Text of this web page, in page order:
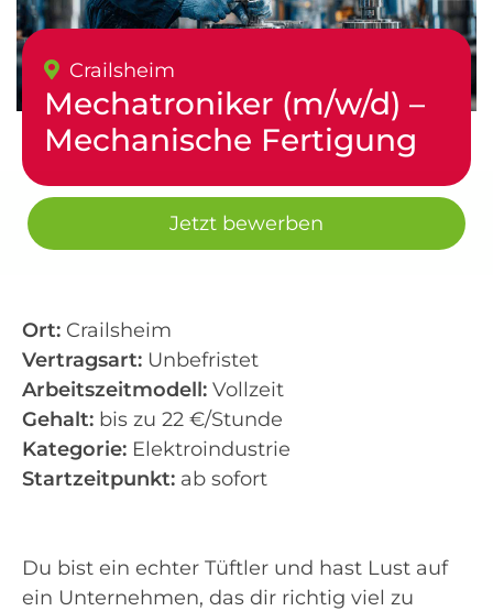
Crailsheim
Mechatroniker (m/w/d) –
Mechanische Fertigung
Jetzt bewerben
Ort: Crailsheim
Vertragsart: Unbefristet
Arbeitszeitmodell: Vollzeit
Gehalt: bis zu 22 €/Stunde
Kategorie: Elektroindustrie
Startzeitpunkt: ab sofort
Du bist ein echter Tüftler und hast Lust auf
ein Unternehmen, das dir richtig viel zu